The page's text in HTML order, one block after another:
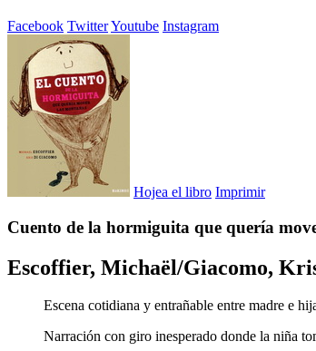
Facebook TwitterYoutube Instagram
Hojea el libro Imprimir
Cuento de la hormiguita que quería
Escoffier, Michaël/Giacomo,
Escena cotidiana y entrañable entre madre e
Narración con giro inesperado donde la niña